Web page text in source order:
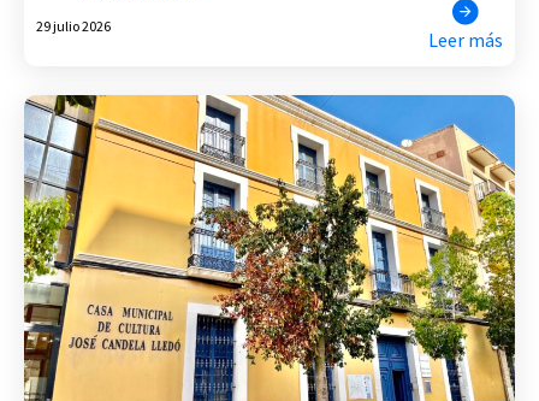
29 julio 2026
Leer más